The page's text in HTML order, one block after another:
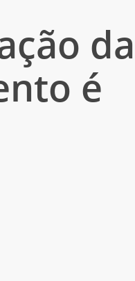
da
é